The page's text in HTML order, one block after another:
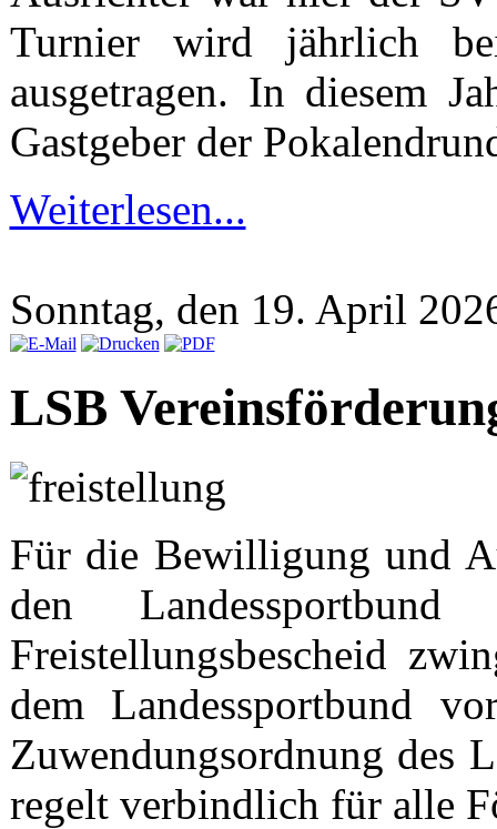
Turnier wird jährlich
ausgetragen. In diesem
Gastgeber der
Weiterlesen...
Sonntag, den 19. April
LSB
Für die Bewilligung und
den
Freistellungsbescheid
dem Landessportbund
Zuwendungsordnung des
regelt verbindlich für alle